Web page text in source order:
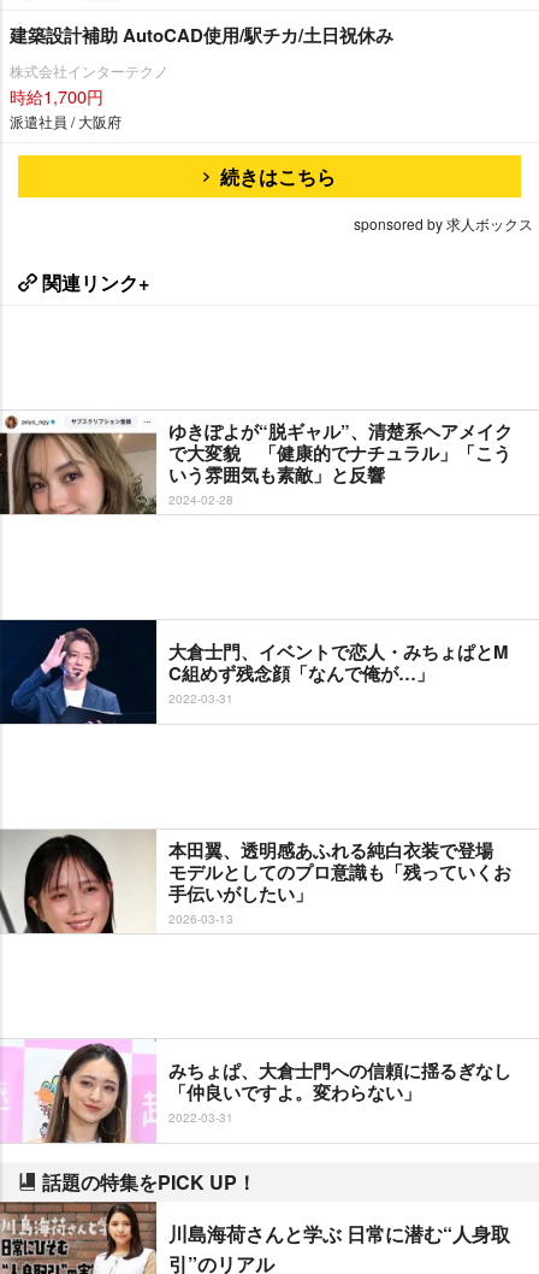
建築設計補助 AutoCAD使用/駅チカ/土日祝休み
株式会社インターテクノ
時給1,700円
派遣社員 / 大阪府
続きはこちら
sponsored by 求人ボックス
関連リンク+
ゆきぽよが“脱ギャル”、清楚系ヘアメイク
で大変貌 「健康的でナチュラル」「こう
いう雰囲気も素敵」と反響
2024-02-28
大倉士門、イベントで恋人・みちょぱとM
C組めず残念顔「なんで俺が…」
2022-03-31
本田翼、透明感あふれる純白衣装で登場
モデルとしてのプロ意識も「残っていくお
手伝いがしたい」
2026-03-13
みちょぱ、大倉士門への信頼に揺るぎなし
「仲良いですよ。変わらない」
2022-03-31
話題の特集をPICK UP！
川島海荷さんと学ぶ 日常に潜む“人身取
引”のリアル